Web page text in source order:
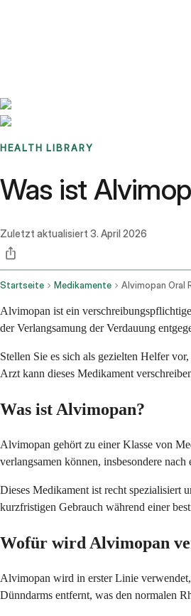
HEALTH LIBRARY
Was ist
Zuletzt aktualisiert 3. April 2026
Startseite Medikamente Alvimopan Oral
Alvimopan ist ein
der Verlangsamung der Verdauung
Stellen Sie es sich als gezielten Helfer
Arzt kann dieses Medikament
Was ist Alvimopan?
Alvimopan gehört zu einer Klasse von
verlangsamen können, insbesondere
Dieses Medikament ist recht spezialisiert
kurzfristigen Gebrauch während einer
Wofür wird Alvimopan
Alvimopan wird in erster Linie
Dünndarms entfernt, was den normalen